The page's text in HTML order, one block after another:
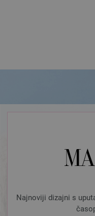
Najnoviji dizajni s